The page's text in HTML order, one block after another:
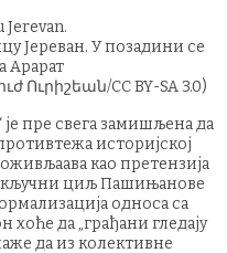
Јереван. У позадини се
Арарат
Ուրիշեան/CC BY-SA 3.0)
пре свега замишљена да
историјској
као претензија
кључни циљ Пашињанове
односа са
хоће да „грађани гледају
да из колективне